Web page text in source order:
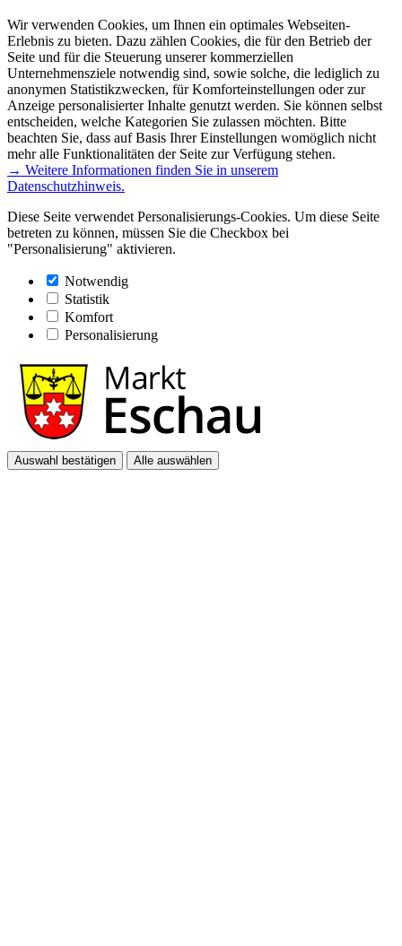
Wir verwenden Cookies, um Ihnen ein optimales Webseiten-
Erlebnis zu bieten. Dazu zählen Cookies, die für den Betrieb der
Seite und für die Steuerung unserer kommerziellen
Unternehmensziele notwendig sind, sowie solche, die lediglich zu
anonymen Statistikzwecken, für Komforteinstellungen oder zur
Anzeige personalisierter Inhalte genutzt werden. Sie können selbst
entscheiden, welche Kategorien Sie zulassen möchten. Bitte
beachten Sie, dass auf Basis Ihrer Einstellungen womöglich nicht
mehr alle Funktionalitäten der Seite zur Verfügung stehen.
→ Weitere Informationen finden Sie in unserem
Datenschutzhinweis.
Diese Seite verwendet Personalisierungs-Cookies. Um diese Seite
betreten zu können, müssen Sie die Checkbox bei
"Personalisierung" aktivieren.
Notwendig
Statistik
Komfort
Personalisierung
Auswahl bestätigen Alle auswählen